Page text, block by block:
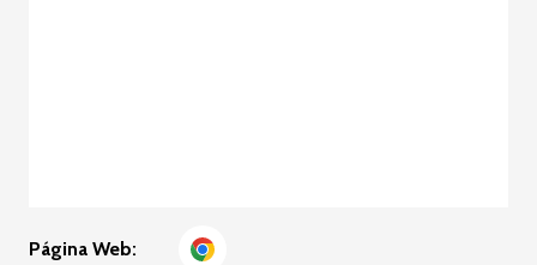
Página Web: